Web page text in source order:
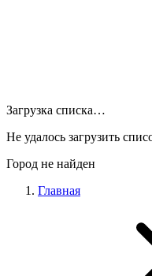
Загрузка списка…
Не удалось загрузить
Город не найден
Главная